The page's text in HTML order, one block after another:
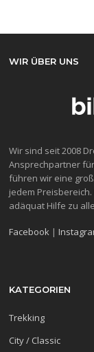
WIR ÜBER UNS
Wir sind seit 2008
Ansprechpartner
führen wir eine
jedem
adäquat Hilfe zu
Facebook |
KATEGORIEN
Trekking
City / Classic